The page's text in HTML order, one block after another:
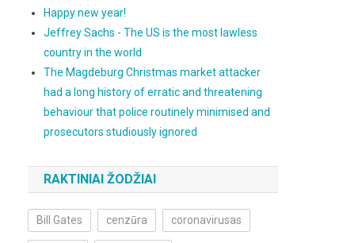
Happy new year!
Jeffrey Sachs - The US is the most lawless
country in the world
The Magdeburg Christmas market attacker
had a long history of erratic and threatening
behaviour that police routinely minimised and
prosecutors studiously ignored
RAKTINIAI ŽODŽIAI
Bill Gates cenzūra coronavirusas